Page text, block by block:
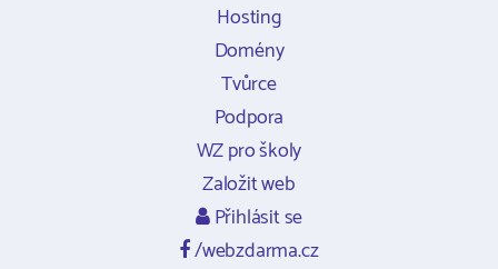
Hosting
Domény
Tvůrce
Podpora
WZ pro školy
Založit web
Přihlásit se
/webzdarma.cz